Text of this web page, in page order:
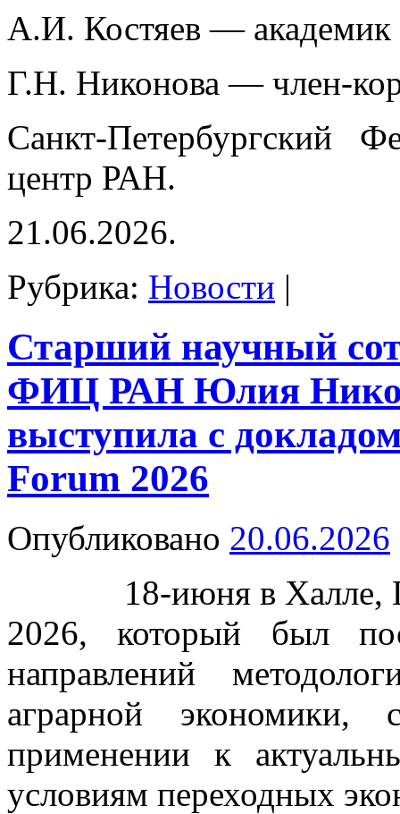
А.И. Костяев —
Г.Н. Никонова — член-
Санкт-Петербургский
центр РАН.
21.06.2026.
Рубрика: Новости |
Старший научный
ФИЦ РАН Юлия
выступила с
Forum 2026
Опубликовано 20.06.2026
18-июня в Халле,
2026, который был
направлений
аграрной
применении к
условиям переходных